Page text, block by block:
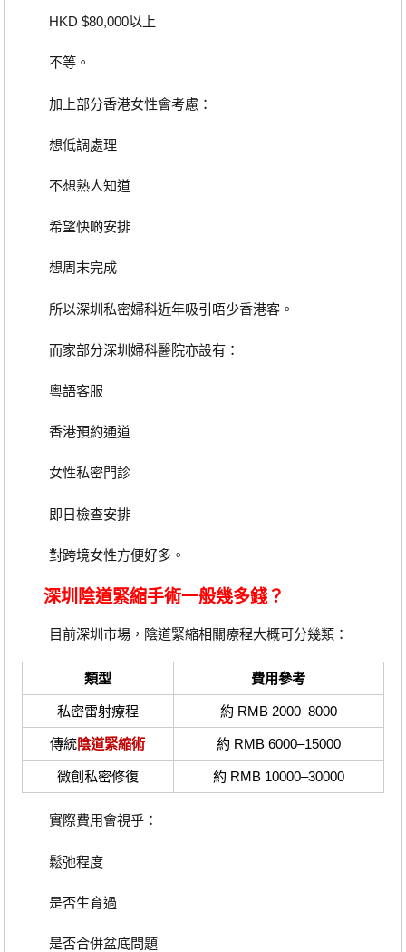
HKD $80,000以上
不等。
加上部分香港女性會考慮：
想低調處理
不想熟人知道
希望快啲安排
想周末完成
所以深圳私密婦科近年吸引唔少香港客。
而家部分深圳婦科醫院亦設有：
粵語客服
香港預約通道
女性私密門診
即日檢查安排
對跨境女性方便好多。
深圳陰道緊縮手術一般幾多錢？
目前深圳市場，陰道緊縮相關療程大概可分幾類：
類型 費用參考
私密雷射療程 約 RMB 2000–8000
傳統陰道緊縮術 約 RMB 6000–15000
微創私密修復 約 RMB 10000–30000
實際費用會視乎：
鬆弛程度
是否生育過
是否合併盆底問題